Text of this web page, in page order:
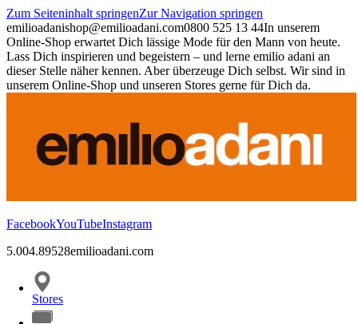
Zum Seiteninhalt springenZur Navigation springen
emilioadanishop@emilioadani.com0800 525 13 44In unserem
Online-Shop erwartet Dich lässige Mode für den Mann von heute.
Lass Dich inspirieren und begeistern – und lerne emilio adani an
dieser Stelle näher kennen. Aber überzeuge Dich selbst. Wir sind in
unserem Online-Shop und unseren Stores gerne für Dich da.
FacebookYouTubeInstagram
5.004.89528emilioadani.com
Stores